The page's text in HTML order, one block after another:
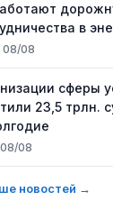
в
08/08
сферы
23,5 трлн.
08/08
новостей →